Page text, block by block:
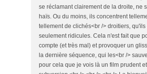
se réclamant clairement de la droite, ne
haïs. Ou du moins, ils concentrent
tellement de clichés<br /> droitiers,
seulement ridicules. Cela n'est fait que
compte (et très mal) et provoquer un
la dernière séquence, qui les<br />
pour cela que je vois là un film prudent